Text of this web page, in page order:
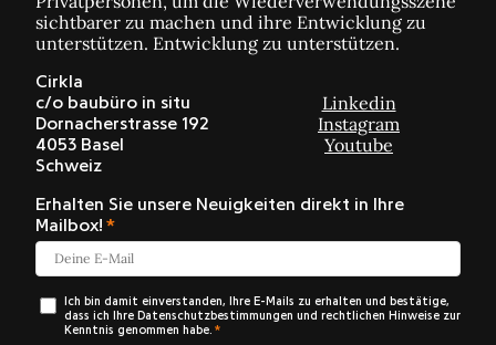
sichtbarer zu machen und ihre Entwicklung zu
unterstützen. Entwicklung zu unterstützen.
Cirkla
c/o baubüro in situ
Dornacherstrasse 192
4053 Basel
Schweiz
Linkedin
Instagram
Youtube
Erhalten Sie unsere Neuigkeiten direkt in Ihre
Mailbox!
Ich bin damit einverstanden, Ihre E-Mails zu erhalten und bestätige,
dass ich Ihre Datenschutzbestimmungen und rechtlichen Hinweise zur
Kenntnis genommen habe.